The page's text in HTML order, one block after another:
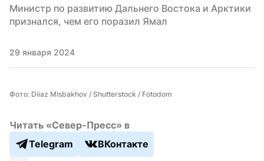
Министр по развитию Дальнего Востока и Арктики
признался, чем его поразил Ямал
29 января 2024
Фото: Diiaz Misbakhov / Shutterstock / Fotodom
Читать «Север-Пресс» в
Telegram
ВКонтакте